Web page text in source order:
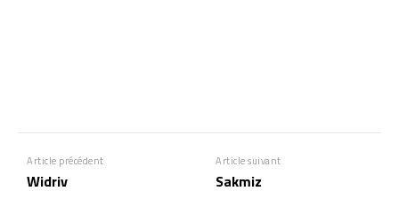
Article précédent
Widriv
Article suivant
Sakmiz